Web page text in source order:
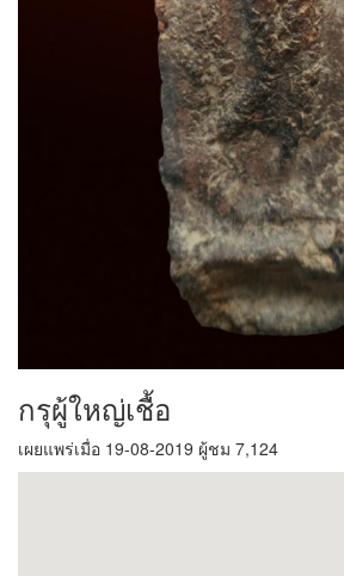
กรุผู้ใหญ่เชื้อ
เผยแพร่เมื่อ 19-08-2019 ผู้ชม 7,124